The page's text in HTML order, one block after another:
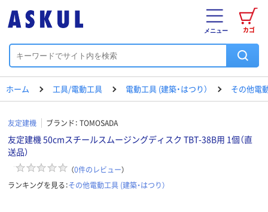
カゴ
メニュー
ホーム 工具/電動工具 電動工具 (建築・はつり） その他電
友定建機 ブランド： TOMOSADA
友定建機 50cmスチールスムージングディスク TBT-38B用 1個（直
送品）
（0件のレビュー）
ランキングを見る：その他電動工具 (建築・はつり）